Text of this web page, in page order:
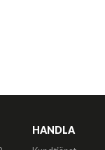
HANDLA